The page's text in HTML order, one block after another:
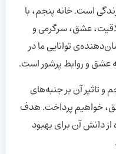
است. خانه پنجم، با
عشق، سرگرمی و
توانایی ما در
عشق و روابط پرشور است.
و تاثیر آن بر جنبه‌های
خواهیم پرداخت. هدف
دانش آن برای بهبود